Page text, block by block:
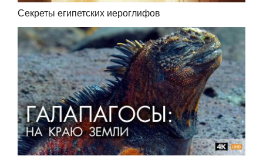
Секреты египетских иероглифов